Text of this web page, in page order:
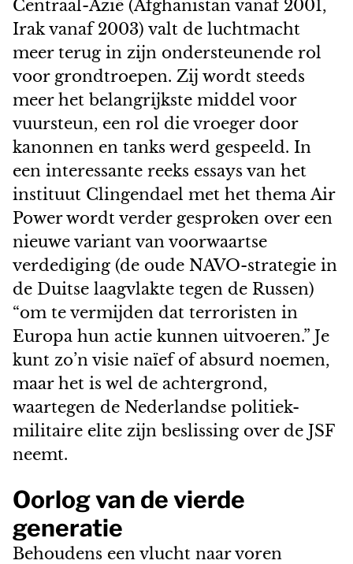
Centraal-Azië (Afghanistan vanaf 2001,
Irak vanaf 2003) valt de luchtmacht
meer terug in zijn ondersteunende rol
voor grondtroepen. Zij wordt steeds
meer het belangrijkste middel voor
vuursteun, een rol die vroeger door
kanonnen en tanks werd gespeeld. In
een interessante reeks essays van het
instituut Clingendael met het thema Air
Power wordt verder gesproken over een
nieuwe variant van voorwaartse
verdediging (de oude NAVO-strategie in
de Duitse laagvlakte tegen de Russen)
“om te vermijden dat terroristen in
Europa hun actie kunnen uitvoeren.” Je
kunt zo’n visie naïef of absurd noemen,
maar het is wel de achtergrond,
waartegen de Nederlandse politiek-
militaire elite zijn beslissing over de JSF
neemt.
Oorlog van de vierde
generatie
Behoudens een vlucht naar voren